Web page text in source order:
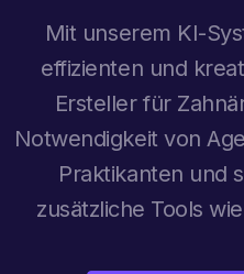
Mit unserem KI-
effizienten und
Ersteller für
Notwendigkeit von
Praktikanten und
zusätzliche Tools